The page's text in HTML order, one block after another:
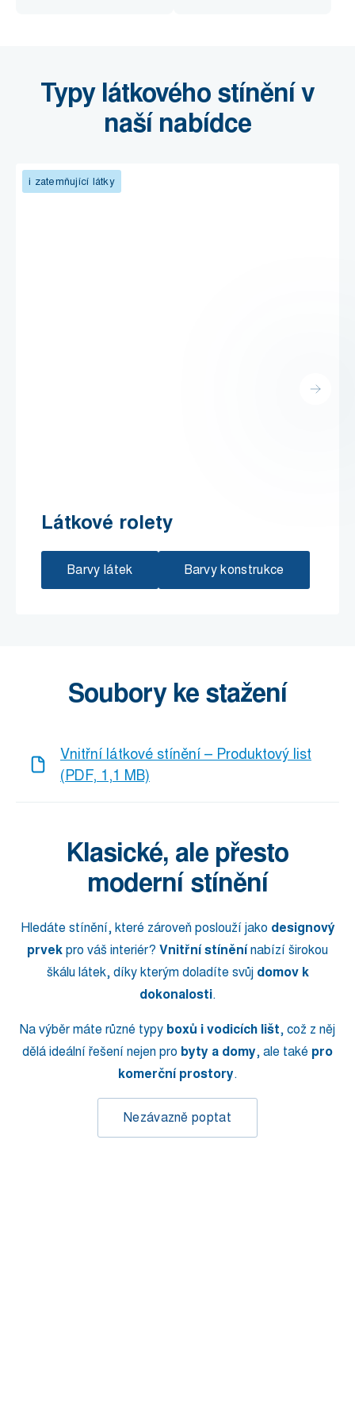
Typy látkového stínění v
naší nabídce
i zatemňující látky
Látkové rolety
Barvy látek Barvy konstrukce
Soubory ke stažení
Vnitřní látkové stínění – Produktový list
(PDF, 1,1 MB)
Klasické, ale přesto
moderní stínění
Hledáte stínění, které zároveň poslouží jako designový
prvekpro váš interiér? Vnitřní stíněnínabízí širokou
škálu látek, díky kterým doladíte svůj domov k
dokonalosti.
Na výběr máte různé typy boxů i vodicích lišt, což z něj
dělá ideální řešení nejen pro byty a domy, ale také pro
komerční prostory.
Nezávazně poptat